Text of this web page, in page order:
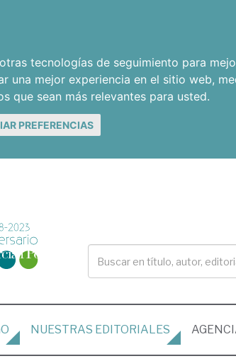
tecnologías de seguimiento para
una mejor experiencia en el sitio web,
que sean más relevantes para usted.
PREFERENCIAS
NUESTRAS EDITORIALES